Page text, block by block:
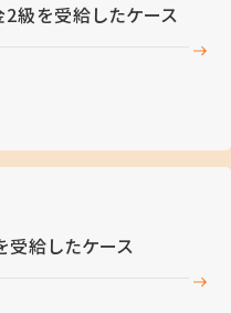
級を受給したケース
給したケース